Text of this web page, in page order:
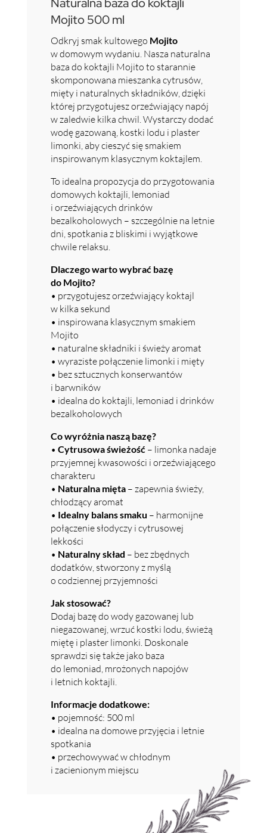
Mojito 500 ml
Odkryj smak kultowego Mojito
w domowym wydaniu. Nasza naturalna
baza do koktajli Mojito to starannie
skomponowana mieszanka cytrusów,
mięty i naturalnych składników, dzięki
której przygotujesz orzeźwiający napój
w zaledwie kilka chwil. Wystarczy dodać
wodę gazowaną, kostki lodu i plaster
limonki, aby cieszyć się smakiem
inspirowanym klasycznym koktajlem.
To idealna propozycja do przygotowania
domowych koktajli, lemoniad
i orzeźwiających drinków
bezalkoholowych – szczególnie na letnie
dni, spotkania z bliskimi i wyjątkowe
chwile relaksu.
Dlaczego warto wybrać bazę
do Mojito?
• przygotujesz orzeźwiający koktajl
w kilka sekund
• inspirowana klasycznym smakiem
Mojito
• naturalne składniki i świeży aromat
• wyraziste połączenie limonki i mięty
• bez sztucznych konserwantów
i barwników
• idealna do koktajli, lemoniad i drinków
bezalkoholowych
Co wyróżnia naszą bazę?
• Cytrusowa świeżość– limonka nadaje
przyjemnej kwasowości i orzeźwiającego
charakteru
• Naturalna mięta– zapewnia świeży,
chłodzący aromat
• Idealny balans smaku – harmonijne
połączenie słodyczy i cytrusowej
lekkości
• Naturalny skład – bez zbędnych
dodatków, stworzony z myślą
o codziennej przyjemności
Jak stosować?
Dodaj bazę do wody gazowanej lub
niegazowanej, wrzuć kostki lodu, świeżą
miętę i plaster limonki. Doskonale
sprawdzi się także jako baza
do lemoniad, mrożonych napojów
i letnich koktajli.
Informacje dodatkowe:
• pojemność: 500 ml
• idealna na domowe przyjęcia i letnie
spotkania
• przechowywać w chłodnym
i zacienionym miejscu